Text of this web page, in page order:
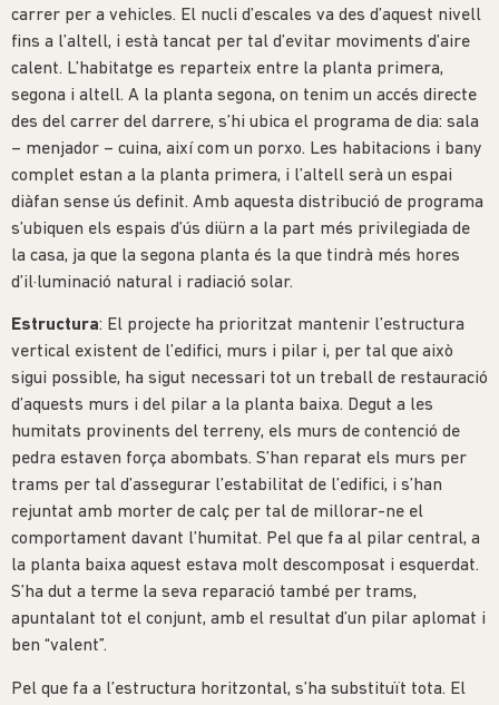
carrer per a vehicles. El nucli d’escales va des d’aquest nivell
fins a l’altell, i està tancat per tal d’evitar moviments d’aire
calent. L’habitatge es reparteix entre la planta primera,
segona i altell. A la planta segona, on tenim un accés directe
des del carrer del darrere, s’hi ubica el programa de dia: sala
– menjador – cuina, així com un porxo. Les habitacions i bany
complet estan a la planta primera, i l’altell serà un espai
diàfan sense ús definit. Amb aquesta distribució de programa
s’ubiquen els espais d’ús diürn a la part més privilegiada de
la casa, ja que la segona planta és la que tindrà més hores
d’il·luminació natural i radiació solar.
Estructura: El projecte ha prioritzat mantenir l’estructura
vertical existent de l’edifici, murs i pilar i, per tal que això
sigui possible, ha sigut necessari tot un treball de restauració
d’aquests murs i del pilar a la planta baixa. Degut a les
humitats provinents del terreny, els murs de contenció de
pedra estaven força abombats. S’han reparat els murs per
trams per tal d’assegurar l’estabilitat de l’edifici, i s’han
rejuntat amb morter de calç per tal de millorar-ne el
comportament davant l’humitat. Pel que fa al pilar central, a
la planta baixa aquest estava molt descomposat i esquerdat.
S’ha dut a terme la seva reparació també per trams,
apuntalant tot el conjunt, amb el resultat d’un pilar aplomat i
ben “valent”.
Pel que fa a l’estructura horitzontal, s’ha substituït tota. El